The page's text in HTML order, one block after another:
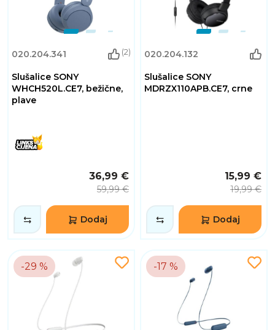
020.204.341 (2)
Slušalice SONY
WHCH520L.CE7, bežične,
plave
36,99 €
59,99 €
Dodaj
020.204.132
Slušalice SONY
MDRZX110APB.CE7, crne
15,99 €
19,99 €
Dodaj
-29 % -17 %